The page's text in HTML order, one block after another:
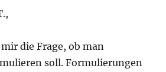
die Frage, ob man
soll. Formulierungen